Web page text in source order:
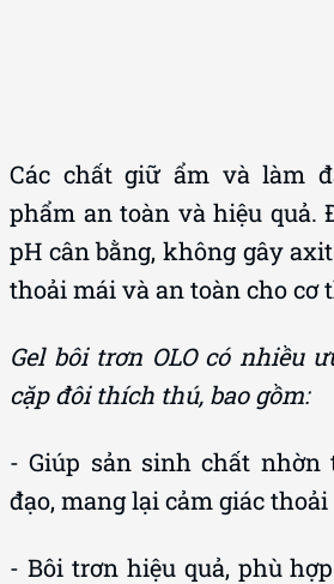
Các chất giữ ẩm và làm
phẩm an toàn và hiệu quả.
pH cân bằng, không gây
thoải mái và an toàn cho cơ
Gel bôi trơn OLO có nhiều
cặp đôi thích thú, bao gồm:
- Giúp sản sinh chất nhờn
đạo, mang lại cảm giác
- Bôi trơn hiệu quả, phù